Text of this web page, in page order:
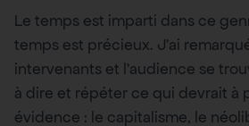
Le temps est imparti dans ce
temps est précieux. J’ai
intervenants et l’audience se
à dire et répéter ce qui devrait à
évidence : le capitalisme, le